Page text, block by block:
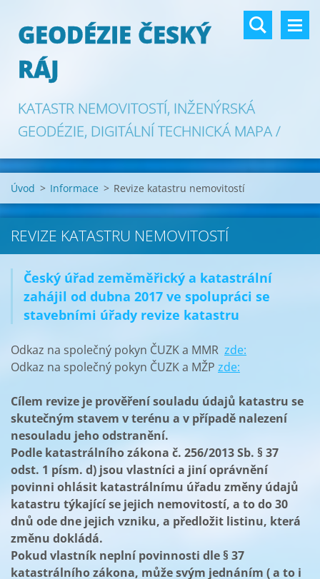
GEODÉZIE ČESKÝ
RÁJ
KATASTR NEMOVITOSTÍ, INŽENÝRSKÁ
GEODÉZIE, DIGITÁLNÍ TECHNICKÁ MAPA /
GAD DTM
Úvod > Informace > Revize katastru nemovitostí
REVIZE KATASTRU NEMOVITOSTÍ
Český úřad zeměměřický a katastrální
zahájil od dubna 2017 ve spolupráci se
stavebními úřady revize katastru
Odkaz na společný pokyn ČUZK a MMR zde:
Odkaz na společný pokyn ČUZK a MŽP zde:
Cílem revize je prověření souladu údajů katastru se
skutečným stavem v terénu a v případě nalezení
nesouladu jeho odstranění.
Podle katastrálního zákona č. 256/2013 Sb. § 37
odst. 1 písm. d) jsou vlastníci a jiní oprávnění
povinni ohlásit katastrálnímu úřadu změny údajů
katastru týkající se jejich nemovitostí, a to do 30
dnů ode dne jejich vzniku, a předložit listinu, která
změnu dokládá.
Pokud vlastník neplní povinnosti dle § 37
katastrálního zákona, může svým jednáním ( a to i